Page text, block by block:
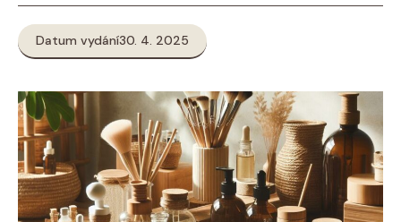
Datum vydání30. 4. 2025